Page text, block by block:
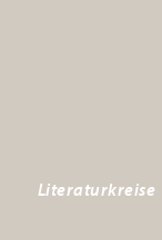
Literaturkreise